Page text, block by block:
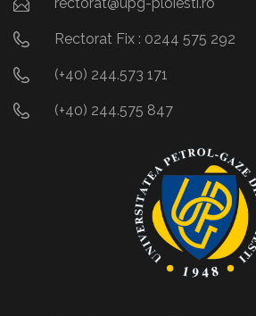
Rectorat Fix : 0244 575 292
(+40) 244.573 171
(+40) 244.575 847